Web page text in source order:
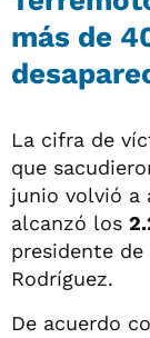
más de
La cifra de
que
junio volvió a
alcanzó los
presidente
Rodríguez.
De acuerdo